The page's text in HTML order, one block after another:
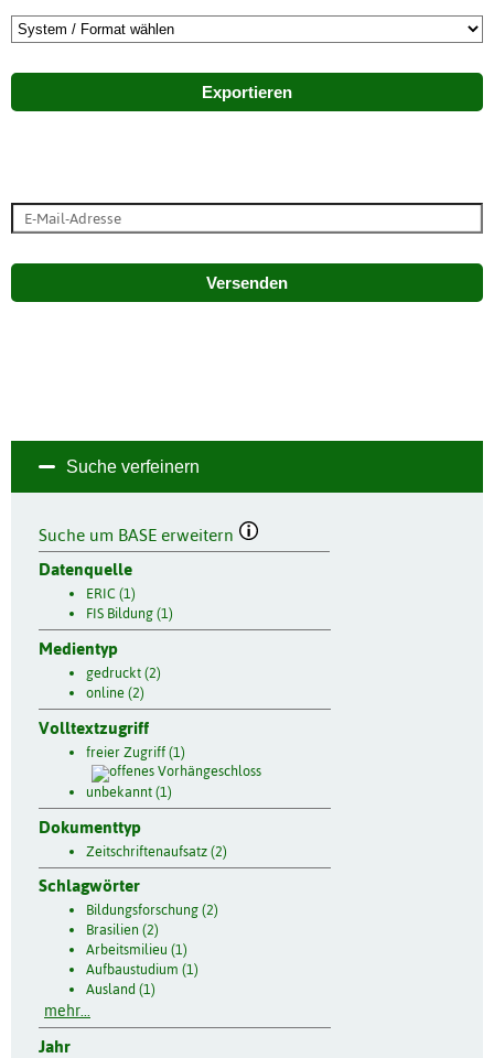
Exportieren
Versenden
Suche verfeinern
Suche um BASE erweitern
Datenquelle
ERIC (1)
FIS Bildung (1)
Medientyp
gedruckt (2)
online (2)
Volltextzugriff
freier Zugriff (1)
unbekannt (1)
Dokumenttyp
Zeitschriftenaufsatz (2)
Schlagwörter
Bildungsforschung (2)
Brasilien (2)
Arbeitsmilieu (1)
Aufbaustudium (1)
Ausland (1)
mehr...
Jahr